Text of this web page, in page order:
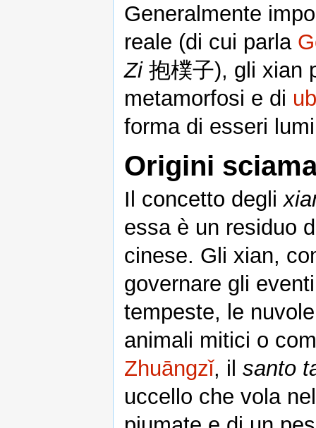
Generalmente
reale (di cui parla
Zi抱樸子), gli xian
metamorfosi e di
forma di esseri
Origini
Il concetto degli
essa è un residuo
cinese. Gli xian,
governare gli
tempeste, le
animali mitici o
Zhuāngzǐ, il santo
uccello che vola